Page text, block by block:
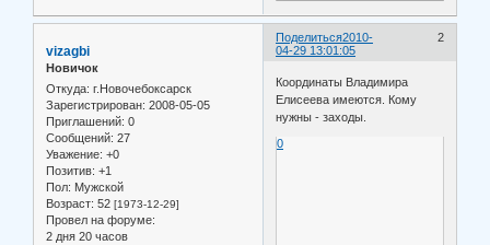
Поделиться 2
2010-
04-29 13:01:05
vizagbi
Новичок
Откуда: г.Новочебоксарск
Зарегистрирован: 2008-05-05
Приглашений: 0
Сообщений: 27
Уважение: +0
Позитив: +1
Пол: Мужской
Возраст: 52 [1973-12-29]
Провел на форуме:
2 дня 20 часов
Координаты Владимира
Елисеева имеются. Кому
нужны - заходы.
0